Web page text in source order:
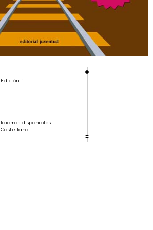
Edición: 1
Idiomas disponibles:
Castellano